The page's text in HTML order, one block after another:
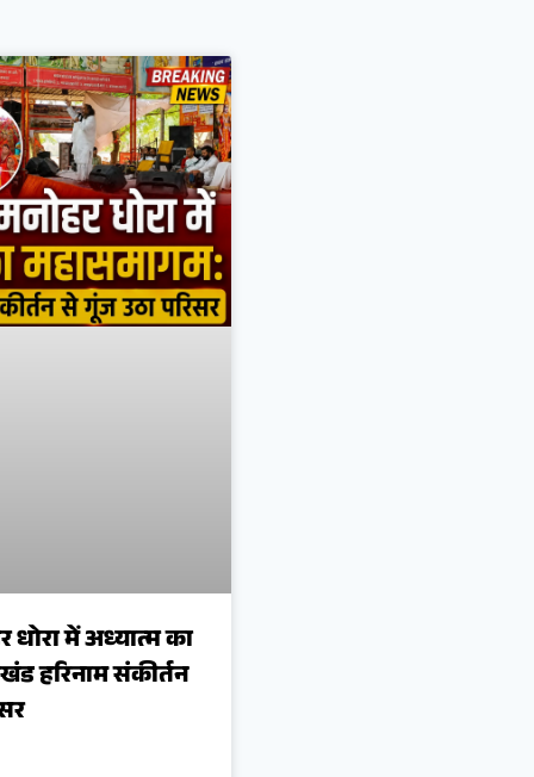
धोरा में अध्यात्म का
हरिनाम संकीर्तन